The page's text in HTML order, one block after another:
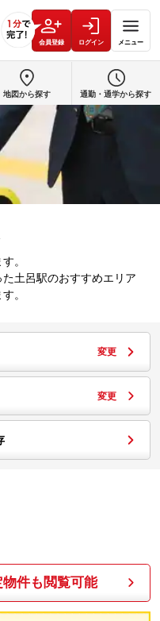
会員登録 ログイン メニュー
。
土呂駅のおすすめエリア
。
変更
変更
件も閲覧可能
地図から探す 通勤・通学から探す